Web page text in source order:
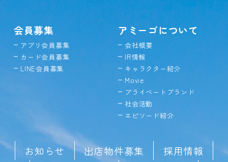
会員募集
アプリ会員募集
カード会員募集
LINE会員募集
アミーゴについて
会社概要
IR情報
キャラクター紹介
Movie
プライベートブランド
社会活動
エピソード紹介
お知らせ 出店物件募集
採用情報